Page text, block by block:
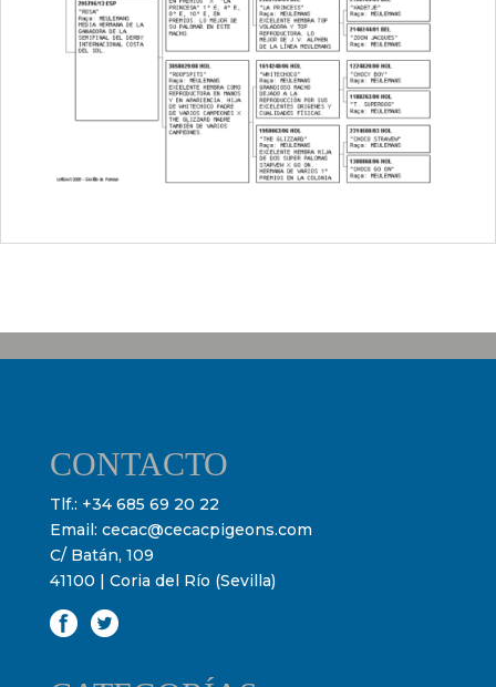
CONTACTO
Tlf.: +34 685 69 20 22
Email: cecac@cecacpigeons.com
C/ Batán, 109
41100 | Coria del Río (Sevilla)